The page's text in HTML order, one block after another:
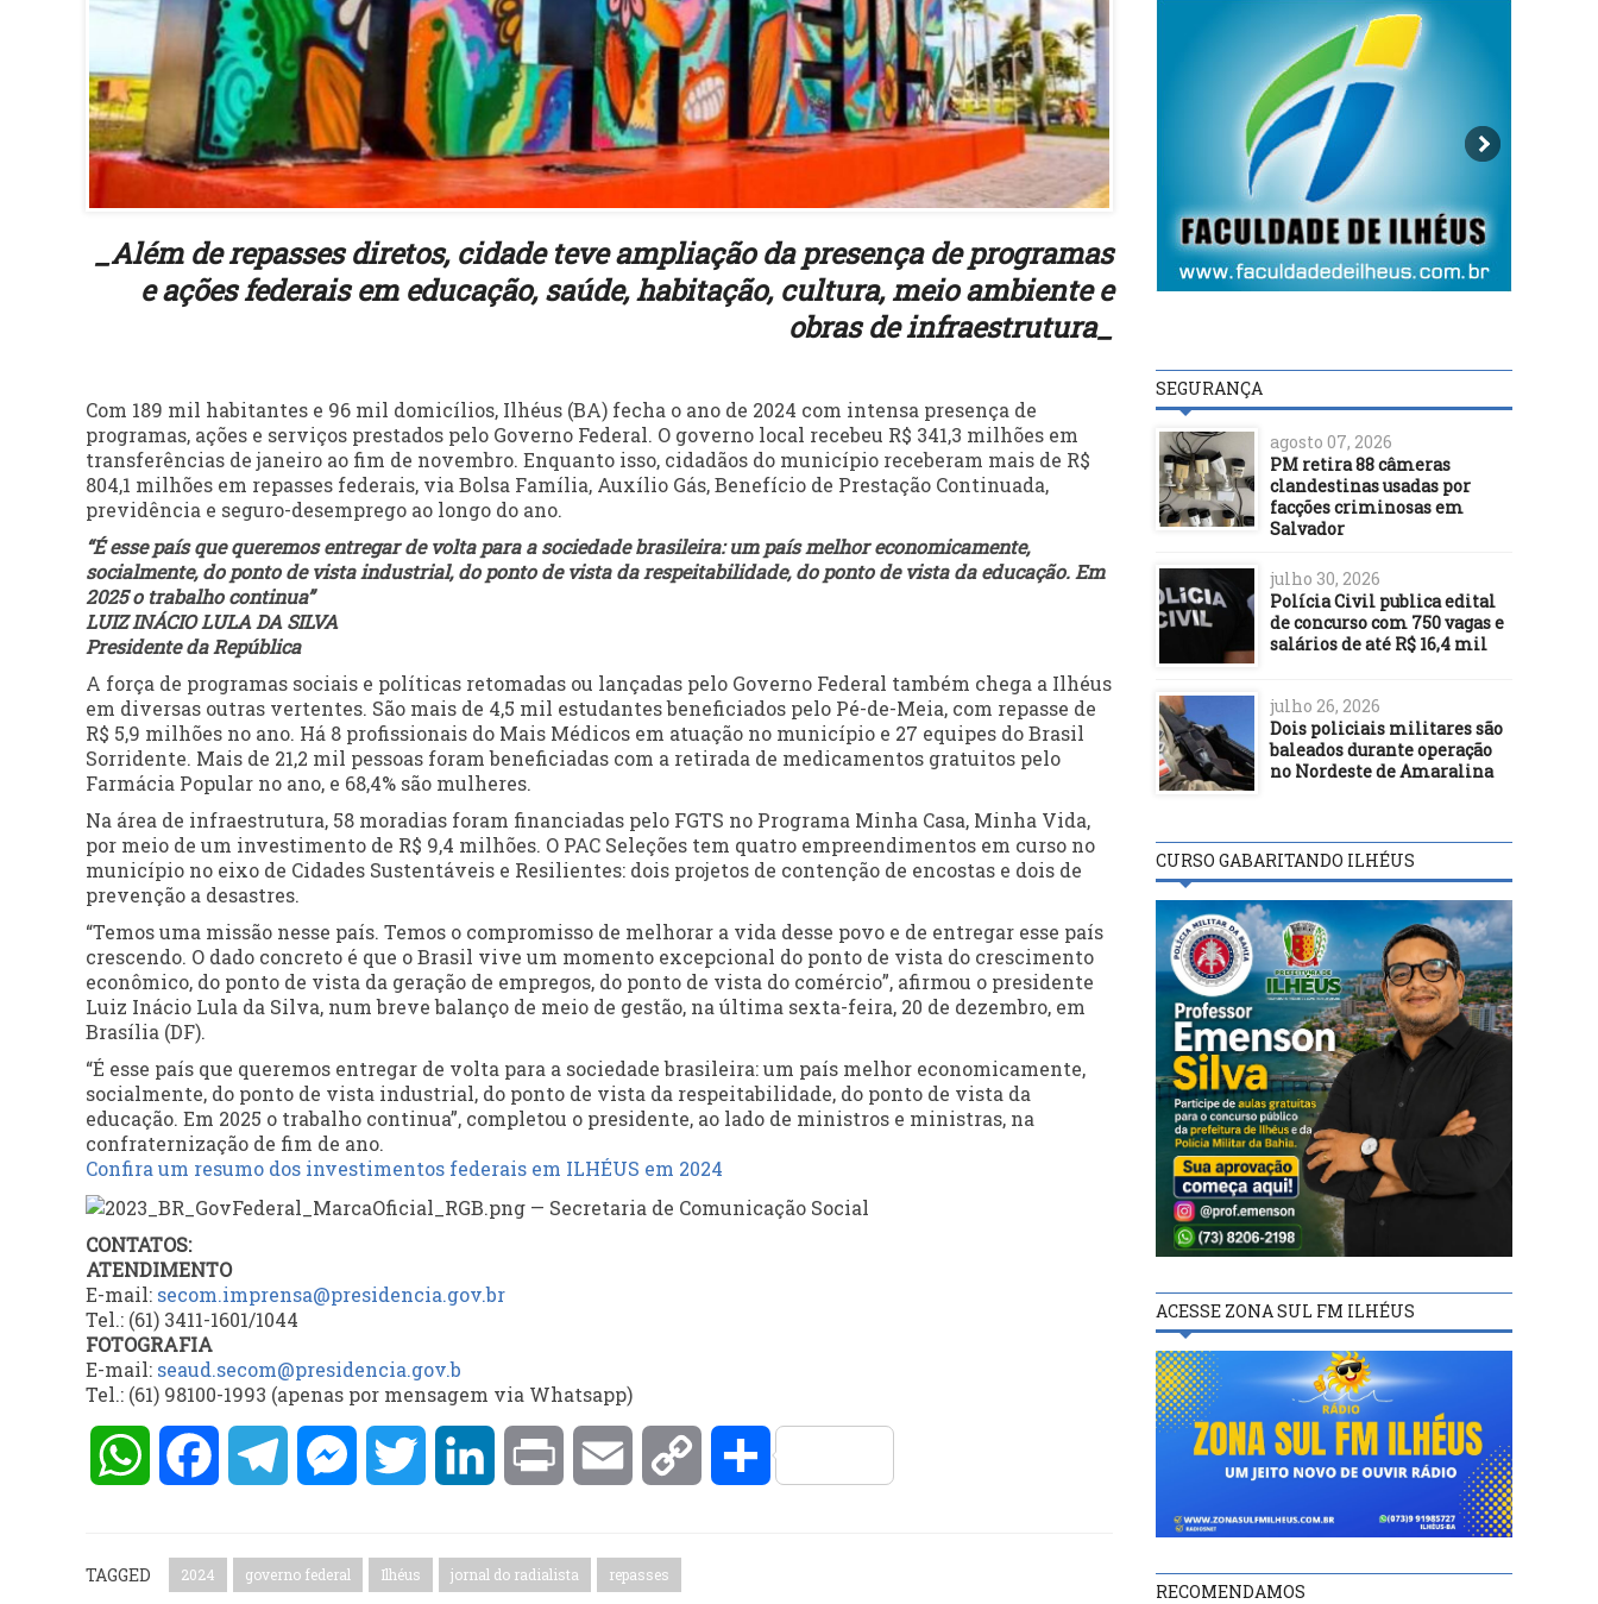
_Além de repasses diretos, cidade teve ampliação da presença de programas
e ações federais em educação, saúde, habitação, cultura, meio ambiente e
obras de infraestrutura_
Com 189 mil habitantes e 96 mil domicílios, Ilhéus (BA) fecha o ano de 2024 com intensa presença de
programas, ações e serviços prestados pelo Governo Federal. O governo local recebeu R$ 341,3 milhões em
transferências de janeiro ao fim de novembro. Enquanto isso, cidadãos do município receberam mais de R$
804,1 milhões em repasses federais, via Bolsa Família, Auxílio Gás, Benefício de Prestação Continuada,
previdência e seguro-desemprego ao longo do ano.
“É esse país que queremos entregar de volta para a sociedade brasileira: um país melhor economicamente,
socialmente, do ponto de vista industrial, do ponto de vista da respeitabilidade, do ponto de vista da educação. Em
2025 o trabalho continua”
LUIZ INÁCIO LULA DA SILVA
Presidente da República
A força de programas sociais e políticas retomadas ou lançadas pelo Governo Federal também chega a Ilhéus
em diversas outras vertentes. São mais de 4,5 mil estudantes beneficiados pelo Pé-de-Meia, com repasse de
R$ 5,9 milhões no ano. Há 8 profissionais do Mais Médicos em atuação no município e 27 equipes do Brasil
Sorridente. Mais de 21,2 mil pessoas foram beneficiadas com a retirada de medicamentos gratuitos pelo
Farmácia Popular no ano, e 68,4% são mulheres.
Na área de infraestrutura, 58 moradias foram financiadas pelo FGTS no Programa Minha Casa, Minha Vida,
por meio de um investimento de R$ 9,4 milhões. O PAC Seleções tem quatro empreendimentos em curso no
município no eixo de Cidades Sustentáveis e Resilientes: dois projetos de contenção de encostas e dois de
prevenção a desastres.
“Temos uma missão nesse país. Temos o compromisso de melhorar a vida desse povo e de entregar esse país
crescendo. O dado concreto é que o Brasil vive um momento excepcional do ponto de vista do crescimento
econômico, do ponto de vista da geração de empregos, do ponto de vista do comércio”, afirmou o presidente
Luiz Inácio Lula da Silva, num breve balanço de meio de gestão, na última sexta-feira, 20 de dezembro, em
Brasília (DF).
“É esse país que queremos entregar de volta para a sociedade brasileira: um país melhor economicamente,
socialmente, do ponto de vista industrial, do ponto de vista da respeitabilidade, do ponto de vista da
educação. Em 2025 o trabalho continua”, completou o presidente, ao lado de ministros e ministras, na
confraternização de fim de ano.
Confira um resumo dos investimentos federais em ILHÉUS em 2024
CONTATOS:
ATENDIMENTO
E-mail: secom.imprensa@presidencia.gov.br
Tel.: (61) 3411-1601/1044
FOTOGRAFIA
E-mail: seaud.secom@presidencia.gov.b
Tel.: (61) 98100-1993 (apenas por mensagem via Whatsapp)
WhatsAppFacebookTelegramMessengerTwitter LinkedInPrint Email Copy Compartilhar
TAGGED 2024 governo federal Ilhéus jornal do radialista repasses
SEGURANÇA
agosto 07, 2026
PM retira 88 câmeras
clandestinas usadas por
facções criminosas em
Salvador
julho 30, 2026
Polícia Civil publica edital
de concurso com 750 vagas e
salários de até R$ 16,4 mil
julho 26, 2026
Dois policiais militares são
baleados durante operação
no Nordeste de Amaralina
CURSO GABARITANDO ILHÉUS
ACESSE ZONA SUL FM ILHÉUS
RECOMENDAMOS